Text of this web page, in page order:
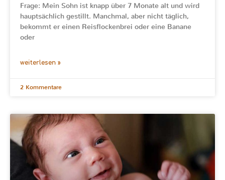
Frage: Mein Sohn ist knapp über 7 Monate alt und wird
hauptsächlich gestillt. Manchmal, aber nicht täglich,
bekommt er einen Reisflockenbrei oder eine Banane
oder
weiterlesen »
2 Kommentare